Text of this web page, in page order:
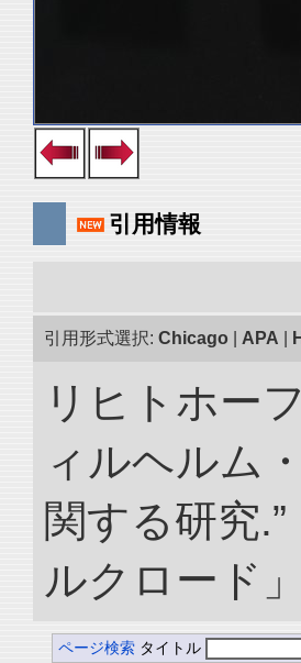
引用情報
引用形式選択: Chicago APA
リヒトホー
ィルヘルム
関する研究
ルクロード
ページ検索 タイトル